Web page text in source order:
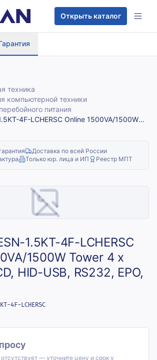
Открыть каталог
техника
компьютерной техники
питания
4F-LCHERSC Online 1500VA/1500W
Доставка по всей России
Только юр. лица и ИП Реестр МПТ
1.5KT-4F-LCHERSC
1500W Tower 4 x
HID-USB, RS232, EPO,
4F-LCHERSC
— уточните цену и срок у